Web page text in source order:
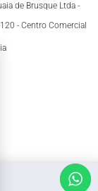
de Brusque Ltda -
- Centro Comercial